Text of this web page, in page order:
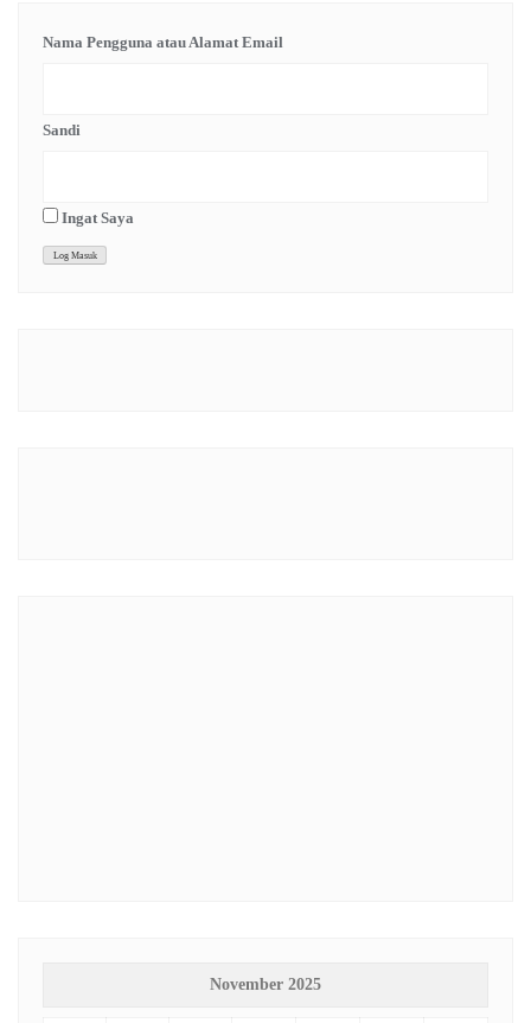
Nama Pengguna atau Alamat Email
Sandi
Ingat Saya
November 2025